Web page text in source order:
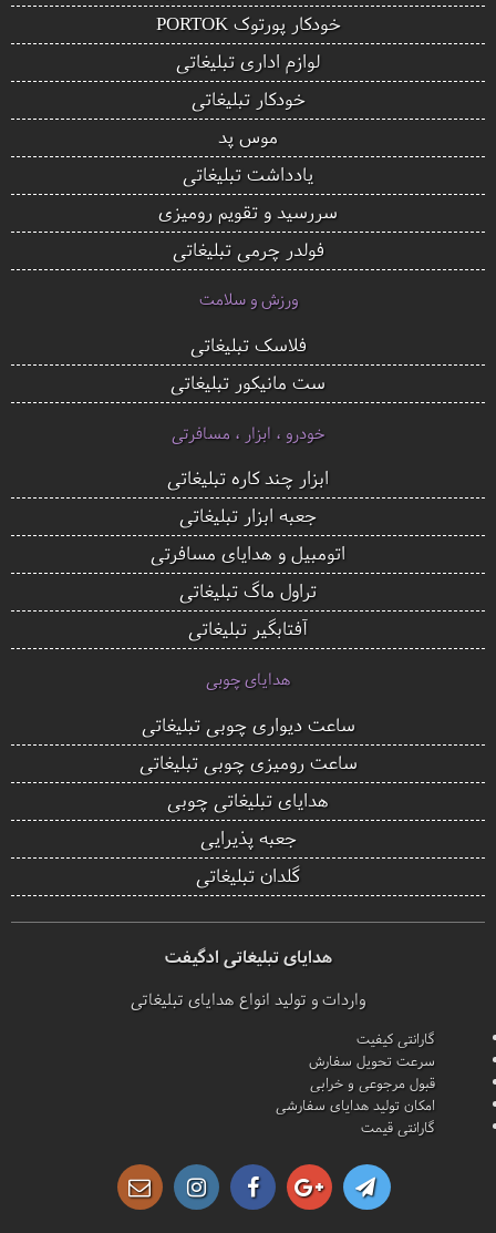
خودکار پورتوک PORTOK
لوازم اداری تبلیغاتی
خودکار تبلیغاتی
موس پد
یادداشت تبلیغاتی
سررسید و تقویم رومیزی
فولدر چرمی تبلیغاتی
ورزش و سلامت
فلاسک تبلیغاتی
ست مانیکور تبلیغاتی
خودرو ، ابزار ، مسافرتی
ابزار چند کاره تبلیغاتی
جعبه ابزار تبلیغاتی
اتومبیل و هدایای مسافرتی
تراول ماگ تبلیغاتی
آفتابگیر تبلیغاتی
هدایای چوبی
ساعت دیواری چوبی تبلیغاتی
ساعت رومیزی چوبی تبلیغاتی
هدایای تبلیغاتی چوبی
جعبه پذیرایی
گلدان تبلیغاتی
هدایای تبلیغاتی ادگیفت
واردات و تولید انواع هدایای تبلیغاتی
گارانتی کیفیت
سرعت تحویل سفارش
قبول مرجوعی و خرابی
امکان تولید هدایای سفارشی
گارانتی قیمت